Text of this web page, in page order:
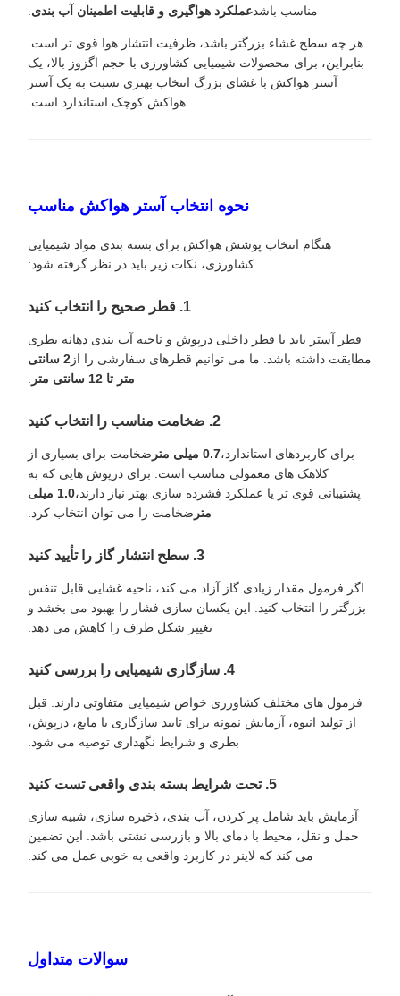
مناسب باشدعملکرد هواگیری و قابلیت اطمینان آب بندی.
هر چه سطح غشاء بزرگتر باشد، ظرفیت انتشار هوا قوی تر است.
بنابراین، برای محصولات شیمیایی کشاورزی با حجم اگزوز بالا، یک
آستر هواکش با غشای بزرگ انتخاب بهتری نسبت به یک آستر
هواکش کوچک استاندارد است.
نحوه انتخاب آستر هواکش مناسب
هنگام انتخاب پوشش هواکش برای بسته بندی مواد شیمیایی
کشاورزی، نکات زیر باید در نظر گرفته شود:
1. قطر صحیح را انتخاب کنید
قطر آستر باید با قطر داخلی درپوش و ناحیه آب بندی دهانه بطری
مطابقت داشته باشد. ما می توانیم قطرهای سفارشی را از
2 سانتی
متر تا 12 سانتی متر
2. ضخامت مناسب را انتخاب کنید
برای کاربردهای استاندارد،0.7 میلی متر
ضخامت برای بسیاری از
کلاهک های معمولی مناسب است. برای درپوش هایی که به
پشتیبانی قوی تر یا عملکرد فشرده سازی بهتر نیاز دارند،
1.0 میلی
متر ضخامت را می توان انتخاب کرد.
3. سطح انتشار گاز را تأیید کنید
اگر فرمول مقدار زیادی گاز آزاد می کند، ناحیه غشایی قابل تنفس
بزرگتر را انتخاب کنید. این یکسان سازی فشار را بهبود می بخشد و
تغییر شکل ظرف را کاهش می دهد.
4. سازگاری شیمیایی را بررسی کنید
فرمول های مختلف کشاورزی خواص شیمیایی متفاوتی دارند. قبل
از تولید انبوه، آزمایش نمونه برای تایید سازگاری با مایع، درپوش،
بطری و شرایط نگهداری توصیه می شود.
5. تحت شرایط بسته بندی واقعی تست کنید
آزمایش باید شامل پر کردن، آب بندی، ذخیره سازی، شبیه سازی
حمل و نقل، محیط با دمای بالا و بازرسی نشتی باشد. این تضمین
می کند که لاینر در کاربرد واقعی به خوبی عمل می کند.
سوالات متداول